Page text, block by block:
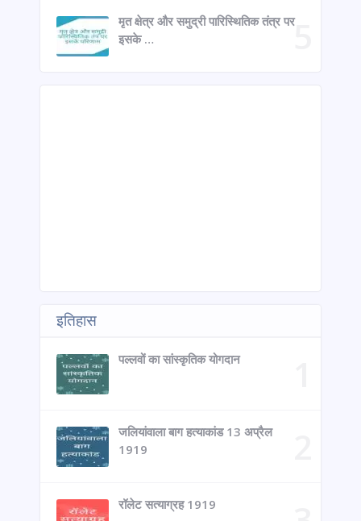
मृत क्षेत्र और समुद्री पारिस्थितिक तंत्र पर
इसके …
इतिहास
पल्लवों का सांस्कृतिक योगदान
जलियांवाला बाग हत्याकांड 13 अप्रैल
1919
रॉलेट सत्याग्रह 1919